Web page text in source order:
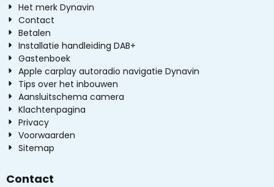
Het merk Dynavin
Contact
Betalen
Installatie handleiding DAB+
Gastenboek
Apple carplay autoradio navigatie Dynavin
Tips over het inbouwen
Aansluitschema camera
Klachtenpagina
Privacy
Voorwaarden
Sitemap
Contact